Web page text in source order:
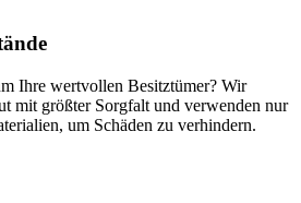
Ihre wertvollen Besitztümer? Wir
mit größter Sorgfalt und verwenden nur
um Schäden zu verhindern.